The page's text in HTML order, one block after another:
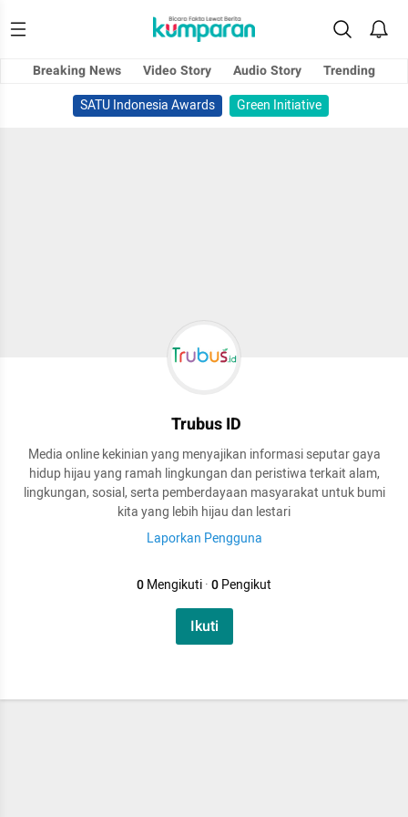
Breaking News Video Story Audio Story
Trending
SATU Indonesia Awards
Green Initiative
Trubus ID
Media online kekinian yang menyajikan informasi seputar gaya
hidup hijau yang ramah lingkungan dan peristiwa terkait alam,
lingkungan, sosial, serta pemberdayaan masyarakat untuk bumi
kita yang lebih hijau dan lestari
Laporkan Pengguna
0Mengikuti·0Pengikut
Ikuti